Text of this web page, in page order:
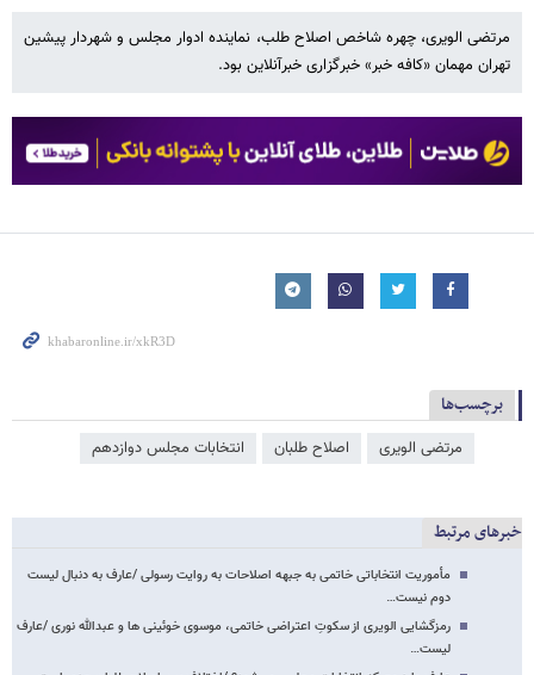
مرتضی الویری، چهره شاخص اصلاح طلب، نماینده ادوار مجلس و شهردار پیشین
تهران مهمان «کافه خبر» خبرگزاری خبرآنلاین بود.
برچسب‌ها
مرتضی الویری اصلاح طلبان انتخابات مجلس دوازدهم
خبرهای مرتبط
مأموریت انتخاباتی خاتمی به جبهه اصلاحات به روایت رسولی /عارف به دنبال لیست
دوم نیست…
رمزگشایی الویری از سکوتِ اعتراضی خاتمی، موسوی خوئینی ها و عبدالله نوری /عارف
لیست…